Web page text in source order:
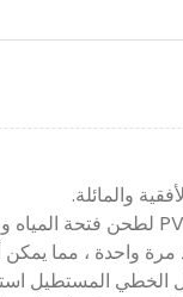
والمائلة.
واحدة ، مما يمكن
الخطي المستطيل